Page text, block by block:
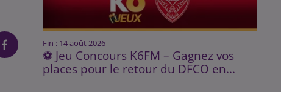
Fin : 14 août 2026
⚽ Jeu Concours K6FM – Gagnez vos
places pour le retour du DFCO en...